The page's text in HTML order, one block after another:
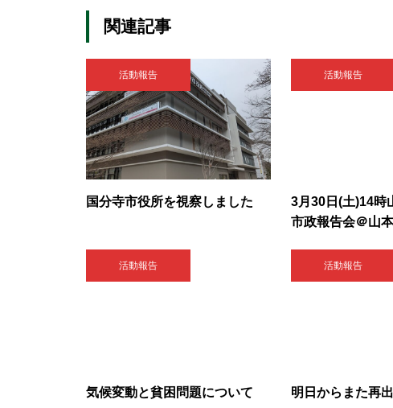
関連記事
活動報告
国分寺市役所を視察しました
活動報告
3月30日(土)14時
市政報告会＠山
活動報告
気候変動と貧困問題について
活動報告
明日からまた再